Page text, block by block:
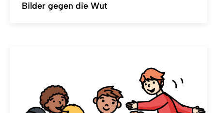
Bilder gegen die Wut